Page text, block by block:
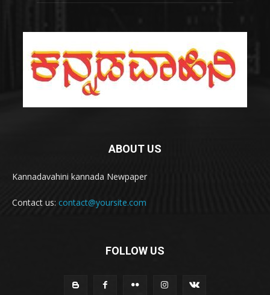
ABOUT US
Kannadavahini kannada Newpaper
Contact us: contact@yoursite.com
FOLLOW US